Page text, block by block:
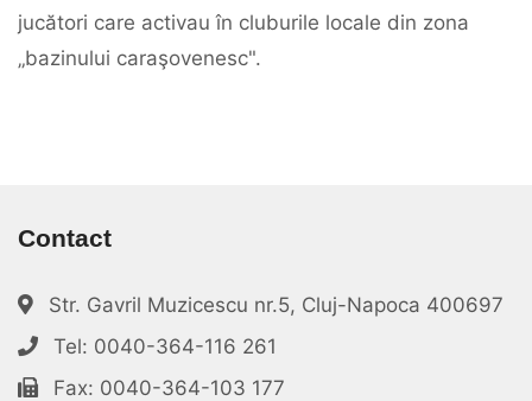
jucători care activau în cluburile locale din zona
„bazinului caraşovenesc".
Contact
Str. Gavril Muzicescu nr.5, Cluj-Napoca 400697
Tel: 0040-364-116 261
Fax: 0040-364-103 177